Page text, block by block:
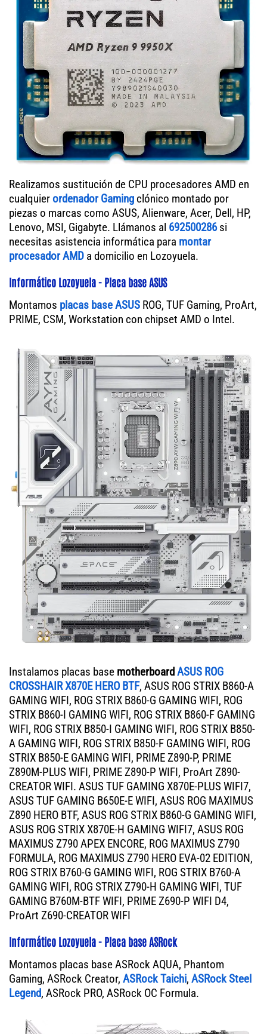
Realizamos sustitución de CPU procesadores AMD en
cualquierordenador Gaming clónico montado por
piezas o marcas como ASUS, Alienware, Acer, Dell, HP,
Lenovo, MSI, Gigabyte. Llámanos al 692500286si
necesitas asistencia informática para montar
procesador AMD a domicilio en Lozoyuela.
Informático Lozoyuela - Placa base ASUS
Montamos placas base ASUS ROG, TUF Gaming, ProArt,
PRIME, CSM, Workstation con chipset AMD o Intel.
Instalamos placas base motherboardASUS ROG
CROSSHAIR X870E HERO BTF, ASUS ROG STRIX B860-A
GAMING WIFI, ROG STRIX B860-G GAMING WIFI, ROG
STRIX B860-I GAMING WIFI, ROG STRIX B860-F GAMING
WIFI, ROG STRIX B850-I GAMING WIFI, ROG STRIX B850-
A GAMING WIFI, ROG STRIX B850-F GAMING WIFI, ROG
STRIX B850-E GAMING WIFI, PRIME Z890-P, PRIME
Z890M-PLUS WIFI, PRIME Z890-P WIFI, ProArt Z890-
CREATOR WIFI. ASUS TUF GAMING X870E-PLUS WIFI7,
ASUS TUF GAMING B650E-E WIFI, ASUS ROG MAXIMUS
Z890 HERO BTF, ASUS ROG STRIX B860-G GAMING WIFI,
ASUS ROG STRIX X870E-H GAMING WIFI7, ASUS ROG
MAXIMUS Z790 APEX ENCORE, ROG MAXIMUS Z790
FORMULA, ROG MAXIMUS Z790 HERO EVA-02 EDITION,
ROG STRIX B760-G GAMING WIFI, ROG STRIX B760-A
GAMING WIFI, ROG STRIX Z790-H GAMING WIFI, TUF
GAMING B760M-BTF WIFI, PRIME Z690-P WIFI D4,
ProArt Z690-CREATOR WIFI
Informático Lozoyuela - Placa base ASRock
Montamos placas base ASRock AQUA, Phantom
Gaming, ASRock Creator, ASRock Taichi, ASRock Steel
Legend, ASRock PRO, ASRock OC Formula.